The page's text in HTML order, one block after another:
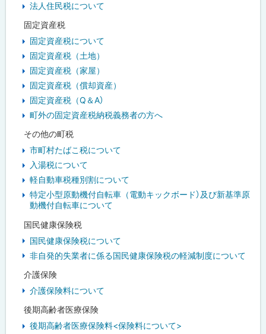
法人住民税について
固定資産税
固定資産税について
固定資産税（土地）
固定資産税（家屋）
固定資産税（償却資産）
固定資産税（Q＆A）
町外の固定資産税納税義務者の方へ
その他の町税
市町村たばこ税について
入湯税について
軽自動車税種別割について
特定小型原動機付自転車（電動キックボード）及び新基準原
動機付自転車について
国民健康保険税
国民健康保険税について
非自発的失業者に係る国民健康保険税の軽減制度について
介護保険
介護保険料について
後期高齢者医療保険
後期高齢者医療保険料<保険料について>